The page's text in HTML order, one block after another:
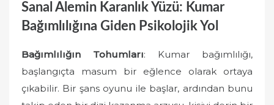
Sanal Alemin Karanlık Yüzü: Kumar
Bağımlılığına Giden Psikolojik Yol
Bağımlılığın Tohumları: Kumar bağımlılığı,
başlangıçta masum bir eğlence olarak ortaya
çıkabilir. Bir şans oyunu ile başlar, ardından bunu